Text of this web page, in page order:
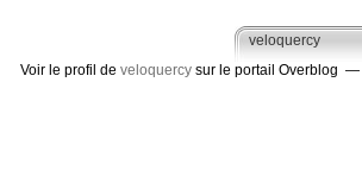
veloquercy
Voir le profil de veloquercy sur le portail Overblog